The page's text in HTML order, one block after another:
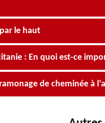
le haut
: En quoi est-ce
de cheminée à